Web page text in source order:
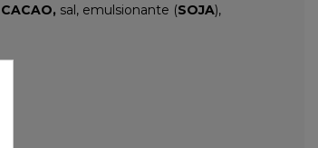
CACAO, sal, emulsionante (SOJA),